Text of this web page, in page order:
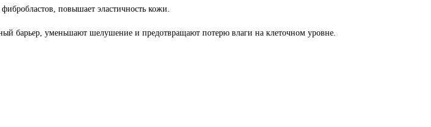
повышает эластичность кожи.
барьер, уменьшают шелушение и предотвращают потерю влаги на клеточном уровне.